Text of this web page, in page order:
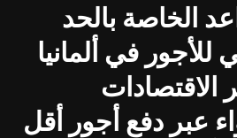
الخاصة بالحد
للأجور في ألمانيا
الاقتصادات
عبر دفع أجور أقل